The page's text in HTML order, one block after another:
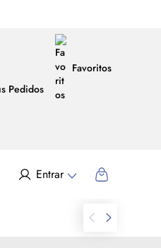
Pedidos
Favoritos
Entrar